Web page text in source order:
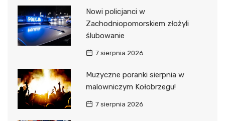
Nowi policjanci w
Zachodniopomorskiem złożyli
ślubowanie
7 sierpnia 2026
Muzyczne poranki sierpnia w
malowniczym Kołobrzegu!
7 sierpnia 2026